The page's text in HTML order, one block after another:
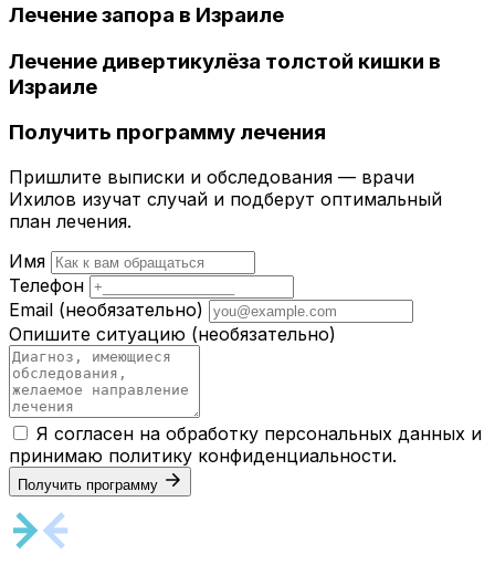
Лечение запора в Израиле
Лечение дивертикулёза толстой кишки в
Израиле
Получить программу лечения
Пришлите выписки и обследования — врачи
Ихилов изучат случай и подберут оптимальный
план лечения.
Имя
Телефон
Email (необязательно)
Опишите ситуацию (необязательно)
Я согласен на обработку персональных данных и
принимаю политику конфиденциальности.
Получить программу